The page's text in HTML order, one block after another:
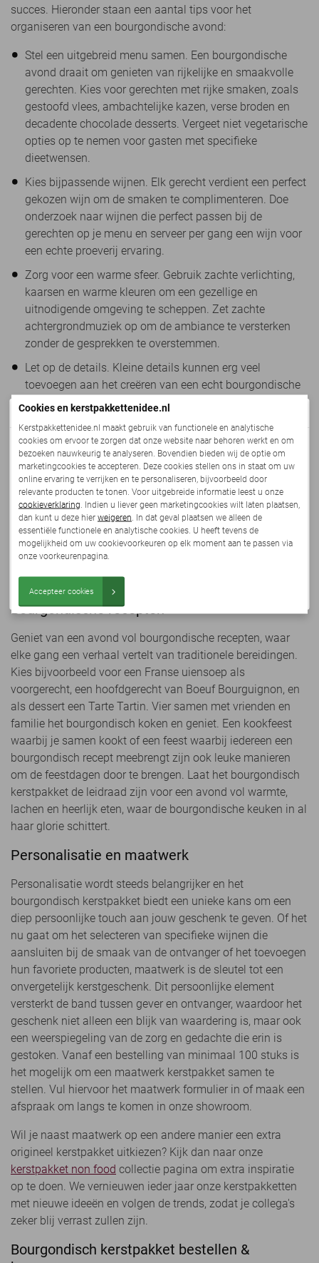
succes. Hieronder staan een aantal tips voor het
organiseren van een bourgondische avond:
Stel een uitgebreid menu samen. Een bourgondische
avond draait om genieten van rijkelijke en smaakvolle
gerechten. Kies voor gerechten met rijke smaken, zoals
gestoofd vlees, ambachtelijke kazen, verse broden en
decadente chocolade desserts. Vergeet niet vegetarische
opties op te nemen voor gasten met specifieke
dieetwensen.
Kies bijpassende wijnen. Elk gerecht verdient een perfect
gekozen wijn om de smaken te complimenteren. Doe
onderzoek naar wijnen die perfect passen bij de
gerechten op je menu en serveer per gang een wijn voor
een echte proeverij ervaring.
Zorg voor een warme sfeer. Gebruik zachte verlichting,
kaarsen en warme kleuren om een gezellige en
uitnodigende omgeving te scheppen. Zet zachte
achtergrondmuziek op om de ambiance te versterken
zonder de gesprekken te overstemmen.
Let op de details. Kleine details kunnen erg veel
toevoegen aan het creëren van een echt bourgondische
sfeer. Denk aan stijlvol servies, glaswerk en bestek om
of andere decoratieve elementen op tafel voor een
persoonlijke touch.
Voeg interactieve elementen toe. Maak de avond
interactief door bijvoorbeeld een kaasproeverij te
organiseren waarbij gasten verschillende soorten kaas
kunnen proeven en beoordelen. Een andere optie is het
organiseren van een korte kookworkshop waarbij gasten
leren hoe ze een specifiek gerecht van het menu kunnen
bereiden.
Bourgondische recepten
Geniet van een avond vol bourgondische recepten, waar
elke gang een verhaal vertelt van traditionele bereidingen.
Kies bijvoorbeeld voor een Franse uiensoep als
voorgerecht, een hoofdgerecht van Boeuf Bourguignon, en
als dessert een Tarte Tartin. Vier samen met vrienden en
familie het bourgondisch koken en geniet. Een kookfeest
waarbij je samen kookt of een feest waarbij iedereen een
bourgondisch recept meebrengt zijn ook leuke manieren
om de feestdagen door te brengen. Laat het bourgondisch
kerstpakket de leidraad zijn voor een avond vol warmte,
lachen en heerlijk eten, waar de bourgondische keuken in al
haar glorie schittert.
Personalisatie en maatwerk
Personalisatie wordt steeds belangrijker en het
bourgondisch kerstpakket biedt een unieke kans om een
diep persoonlijke touch aan jouw geschenk te geven. Of het
nu gaat om het selecteren van specifieke wijnen die
aansluiten bij de smaak van de ontvanger of het toevoegen
hun favoriete producten, maatwerk is de sleutel tot een
onvergetelijk kerstgeschenk. Dit persoonlijke element
versterkt de band tussen gever en ontvanger, waardoor het
geschenk niet alleen een blijk van waardering is, maar ook
een weerspiegeling van de zorg en gedachte die erin is
gestoken. Vanaf een bestelling van minimaal 100 stuks is
het mogelijk om een maatwerk kerstpakket samen te
stellen. Vul hiervoor het maatwerk formulier in of maak een
afspraak om langs te komen in onze showroom.
Wil je naast maatwerk op een andere manier een extra
origineel kerstpakket uitkiezen? Kijk dan naar onze
kerstpakket non food collectie pagina om extra inspiratie
op te doen. We vernieuwen ieder jaar onze kerstpakketten
met nieuwe ideeën en volgen de trends, zodat je collega's
zeker blij verrast zullen zijn.
Bourgondisch kerstpakket bestellen &
De nieuwe collectie komt eraan!
We zijn druk bezig met het online zetten van ons
vernieuwde kerstpakketten aanbod.
Deze staat uiterlijkmaandag 10 augustuslive en is
vanaf dat moment te bestellen.
Met feestelijke groet,
Team:Kerstpakkettenidee.nl
Cookies en kerstpakkettenidee.nl
Kerstpakkettenidee.nl maakt gebruik van functionele en analytische
cookies om ervoor te zorgen dat onze website naar behoren werkt en om
bezoeken nauwkeurig te analyseren. Bovendien bieden wij de optie om
marketingcookies te accepteren. Deze cookies stellen ons in staat om uw
online ervaring te verrijken en te personaliseren, bijvoorbeeld door
relevante producten te tonen. Voor uitgebreide informatie leest u onze
cookieverklaring . Indien u liever geen marketingcookies wilt laten plaatsen,
dan kunt u deze hier weigeren . In dat geval plaatsen we alleen de
essentiële functionele en analytische cookies. U heeft tevens de
mogelijkheid om uw cookievoorkeuren op elk moment aan te passen via
onze voorkeurenpagina.
Accepteer cookies